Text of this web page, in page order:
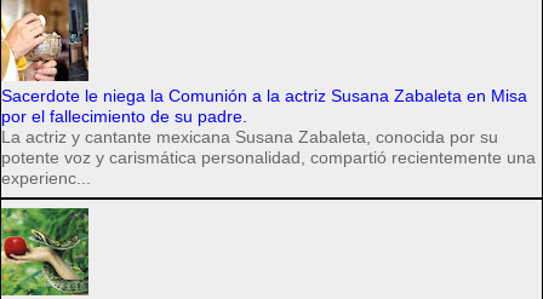
Sacerdote le niega la Comunión a la actriz Susana Zabaleta en Misa
por el fallecimiento de su padre.
La actriz y cantante mexicana Susana Zabaleta, conocida por su
potente voz y carismática personalidad, compartió recientemente una
experienc...